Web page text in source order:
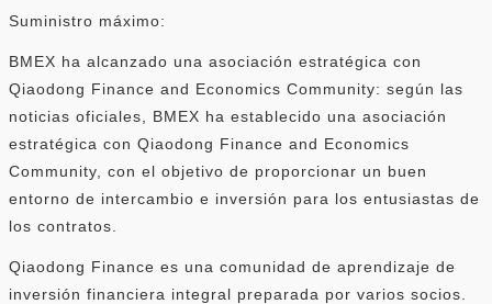
Suministro máximo:
BMEX ha alcanzado una asociación estratégica con
Qiaodong Finance and Economics Community: según las
noticias oficiales, BMEX ha establecido una asociación
estratégica con Qiaodong Finance and Economics
Community, con el objetivo de proporcionar un buen
entorno de intercambio e inversión para los entusiastas de
los contratos.
Qiaodong Finance es una comunidad de aprendizaje de
inversión financiera integral preparada por varios socios.